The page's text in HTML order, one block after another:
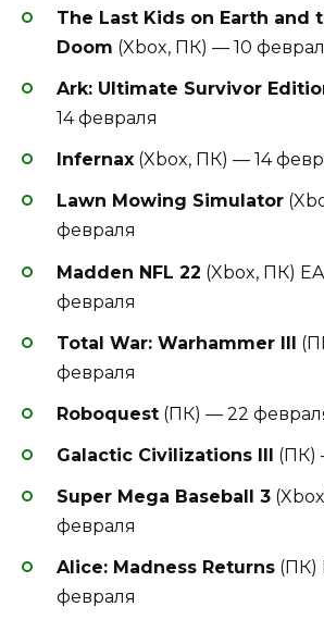
The Last Kids on Earth and
Doom (Xbox, ПК) — 10
Ark: Ultimate Survivor
14 февраля
Infernax (Xbox, ПК) — 14
Lawn Mowing Simulator
февраля
Madden NFL 22 (Xbox, ПК)
февраля
Total War: Warhammer III
февраля
Roboquest (ПК) — 22
Galactic Civilizations III (ПК)
Super Mega Baseball 3
февраля
Alice: Madness Returns (ПК)
февраля